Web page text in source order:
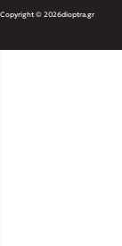
Copyright © 2026dioptra.gr